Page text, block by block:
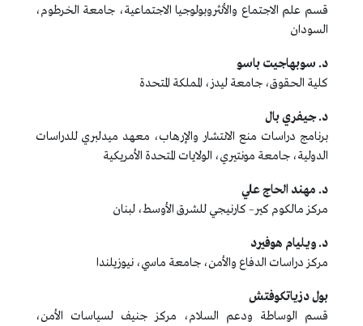
قسم علم الاجتماع والأنثروبولوجيا الاجتماعية، جامعة الخرطوم،
السودان
د. سوبهاجيت باسو
كلية الحقوق، جامعة ليدز، المملكة المتحدة
د. جيفري بال
برنامج دراسات منع الانتشار والإرهاب، معهد ميدلبري للدراسات
الدولية، جامعة مونتيري، الولايات المتحدة الأمريكية
د. مهند الحاج علي
مركز مالكوم كير– كارنيجي للشرق الأوسط، لبنان
د. ويليام هوفيرد
مركز دراسات الدفاع والأمن، جامعة ماسي، نيوزيلندا
بول دزياتكوفتش
قسم الوساطة ودعم السلام، مركز جنيف لسياسات الأمن،